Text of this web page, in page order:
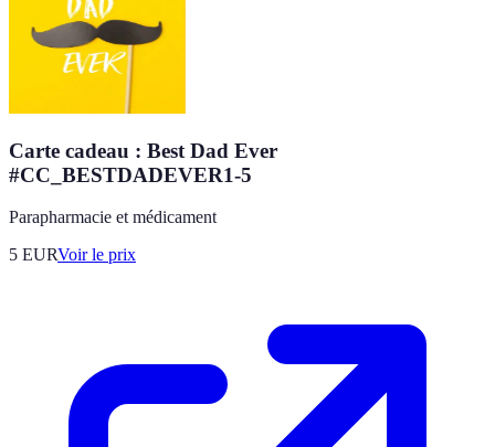
Carte cadeau : Best Dad Ever
#CC_BESTDADEVER1-5
Parapharmacie et médicament
5 EURVoir le prix